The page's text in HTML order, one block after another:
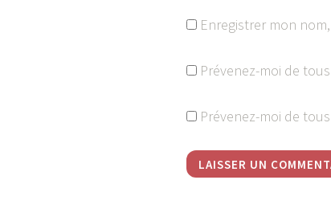
Enregistrer mon
Prévenez-moi de
Prévenez-moi de